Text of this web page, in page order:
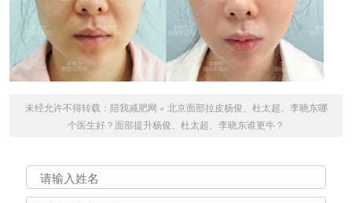
未经允许不得转载： 陪我减肥网 » 北京面部拉皮杨俊、杜太超、李晓东哪
个医生好？面部提升杨俊、杜太超、李晓东谁更牛？